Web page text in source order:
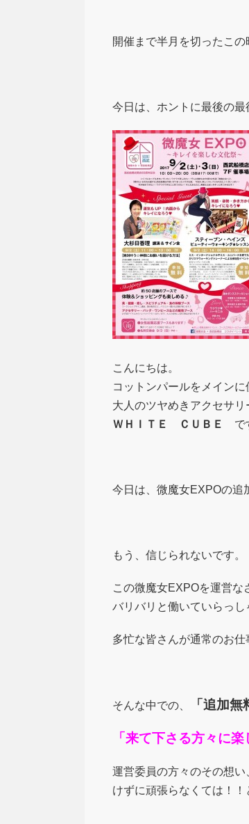
開催まで半月を切ったこ
今日は、ホントに最後の最
こんにちは。
コットンパールをメインに
大人のツヤめきアクセサリ
ＷＨＩＴＥ ＣＵＢＥ
で
今日は、微魔女EXPOの追
もう、信じられないです。
この微魔女EXPOを運営な
バリバリと働いていらっし
多忙な皆さんが通常のお
そんな中での、 「追加無
「来て下さる方々に楽
運営委員の方々のその想
けずに頑張らなくては！！